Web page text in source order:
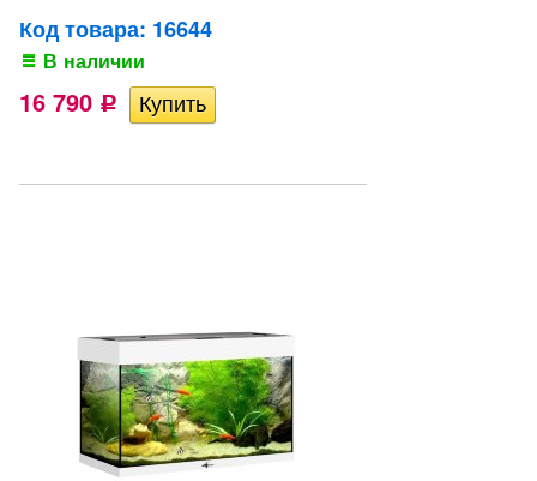
Код товара: 16644
В наличии
16 790 Р